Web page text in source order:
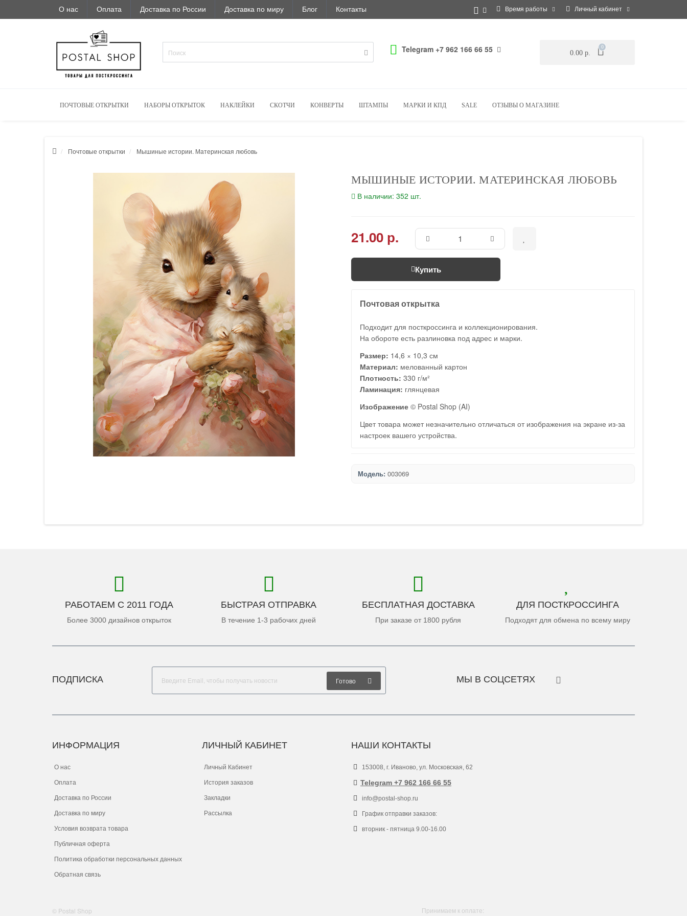
О нас Оплата Доставка по России Доставка по миру Блог Контакты Время работы Личный кабинет
Telegram +7 962 166 66 55 0.00 р.
0
ПОЧТОВЫЕ ОТКРЫТКИ НАБОРЫ ОТКРЫТОК НАКЛЕЙКИ СКОТЧИ КОНВЕРТЫ ШТАМПЫ МАРКИ И КПД SALE ОТЗЫВЫ О МАГАЗИНЕ
Почтовые открытки Мышиные истории. Материнская любовь
МЫШИНЫЕ ИСТОРИИ. МАТЕРИНСКАЯ ЛЮБОВЬ
В наличии: 352 шт.
21.00 р.
Купить
Почтовая открытка
Подходит для посткроссинга и коллекционирования.
На обороте есть разлиновка под адрес и марки.
Размер: 14,6 × 10,3 см
Материал: мелованный картон
Плотность: 330 г/м²
Ламинация: глянцевая
Изображение © Postal Shop (AI)
Цвет товара может незначительно отличаться от изображения на экране из-за
настроек вашего устройства.
Модель: 003069
РАБОТАЕМ С 2011 ГОДА
Более 3000 дизайнов открыток
БЫСТРАЯ ОТПРАВКА
В течение 1-3 рабочих дней
БЕСПЛАТНАЯ ДОСТАВКА
При заказе от 1800 рубля
ДЛЯ ПОСТКРОССИНГА
Подходят для обмена по всему миру
ПОДПИСКА Готово МЫ В СОЦСЕТЯХ
ИНФОРМАЦИЯ
О нас
Оплата
Доставка по России
Доставка по миру
Условия возврата товара
Публичная оферта
Политика обработки персональных данных
Обратная связь
ЛИЧНЫЙ КАБИНЕТ
Личный Кабинет
История заказов
Закладки
Рассылка
НАШИ КОНТАКТЫ
153008, г. Иваново, ул. Московская, 62
Telegram +7 962 166 66 55
info@postal-shop.ru
График отправки заказов:
вторник - пятница 9.00-16.00
© Postal Shop Принимаем к оплате: